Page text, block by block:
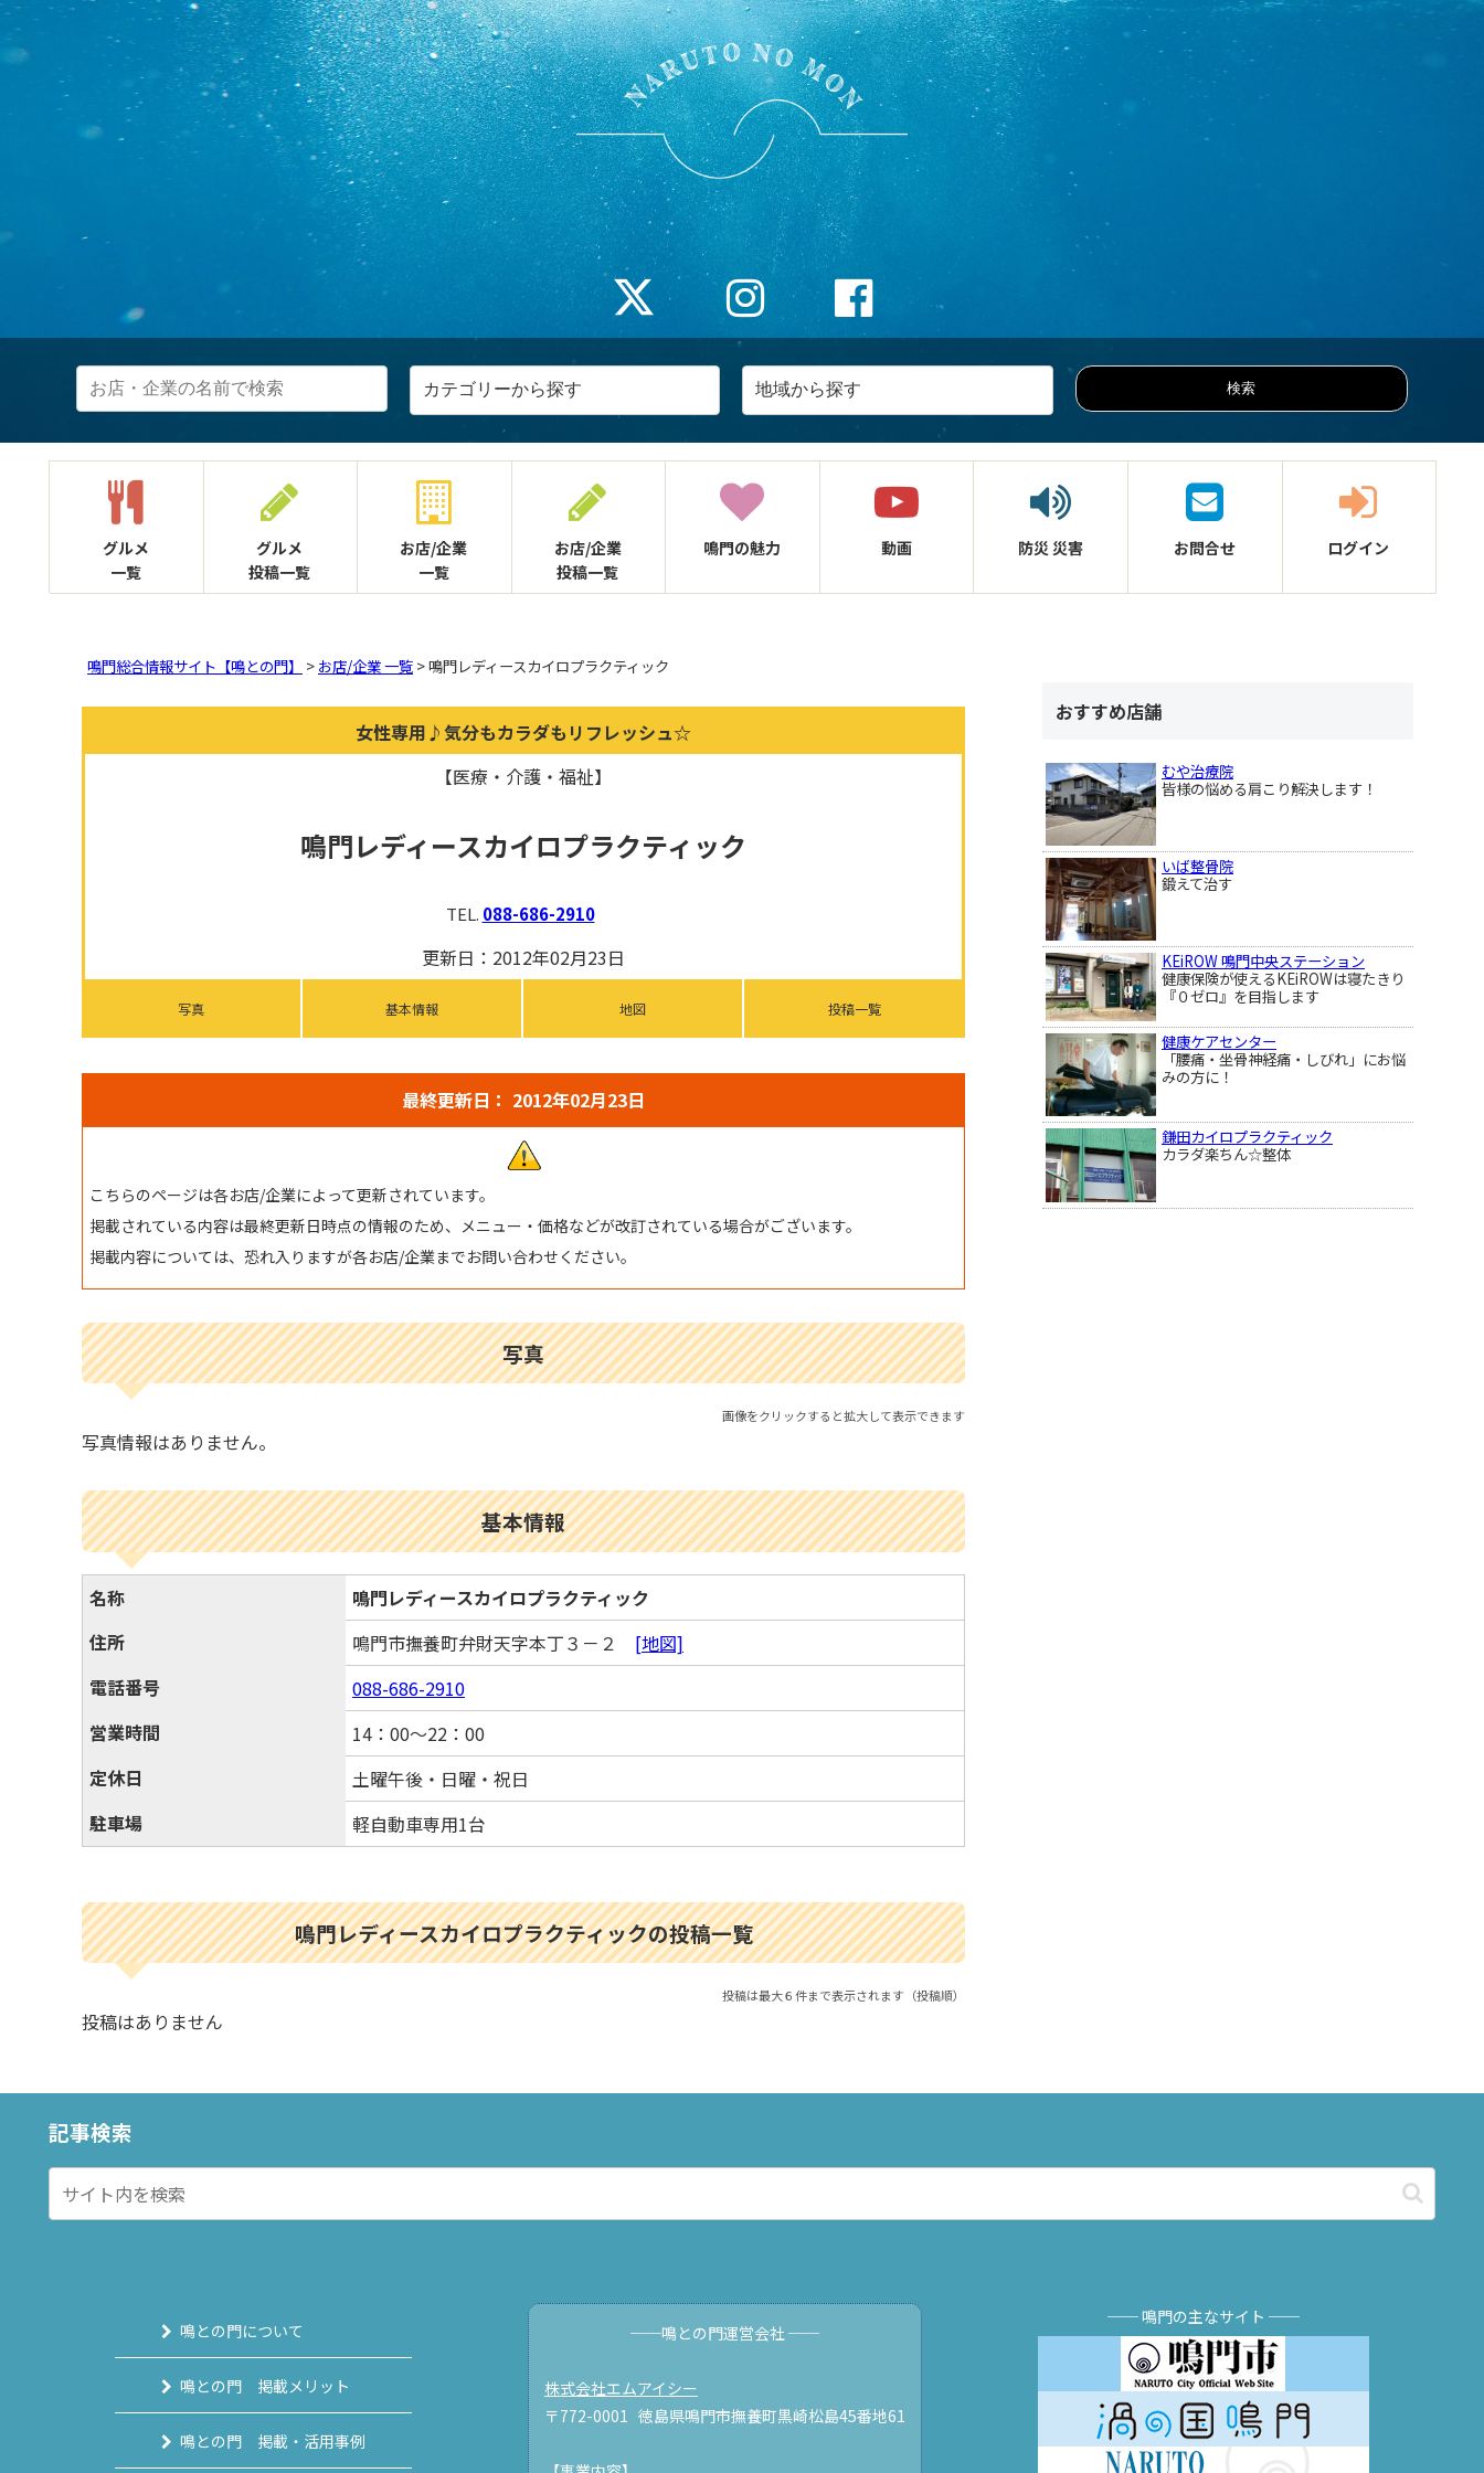
グルメ
一覧
グルメ
投稿一覧
お店/企業
一覧
お店/企業
投稿一覧
鳴門の魅力 動画 防災災害 お問合せ ログイン
鳴門総合情報サイト【鳴との門】 > お店/企業 一覧 > 鳴門レディースカイロプラクティック
女性専用♪気分もカラダもリフレッシュ☆
【医療・介護・福祉】
鳴門レディースカイロプラクティック
TEL. 088-686-2910
更新日：2012年02月23日
写真 基本情報 地図 投稿一覧
最終更新日： 2012年02月23日
こちらのページは各お店/企業によって更新されています。
掲載されている内容は最終更新日時点の情報のため、メニュー・価格などが改訂されている場合がございます。
掲載内容については、恐れ入りますが各お店/企業までお問い合わせください。
写真
画像をクリックすると拡大して表示できます
写真情報はありません。
基本情報
名称
鳴門レディースカイロプラクティック
住所
鳴門市撫養町弁財天字本丁３－２ [地図]
電話番号
088-686-2910
営業時間
14：00～22：00
定休日
土曜午後・日曜・祝日
駐車場
軽自動車専用1台
鳴門レディースカイロプラクティックの投稿一覧
投稿は最大６件まで表示されます（投稿順）
投稿はありません
おすすめ店舗
むや治療院
皆様の悩める肩こり解決します！
いば整骨院
鍛えて治す
KEiROW 鳴門中央ステーション
健康保険が使えるKEiROWは寝たきり
『０ゼロ』を目指します
健康ケアセンター
「腰痛・坐骨神経痛・しびれ」にお悩
みの方に！
鎌田カイロプラクティック
カラダ楽ちん☆整体
記事検索
鳴との門について
鳴との門 掲載メリット
鳴との門 掲載・活用事例
──鳴との門運営会社 ──
株式会社エムアイシー
〒772-0001 徳島県鳴門市撫養町黒崎松島45番地61
── 鳴門の主なサイト ──